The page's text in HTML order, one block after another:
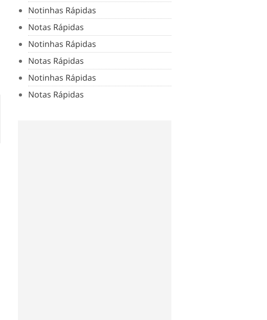
Notinhas Rápidas
Notas Rápidas
Notinhas Rápidas
Notas Rápidas
Notinhas Rápidas
Notas Rápidas